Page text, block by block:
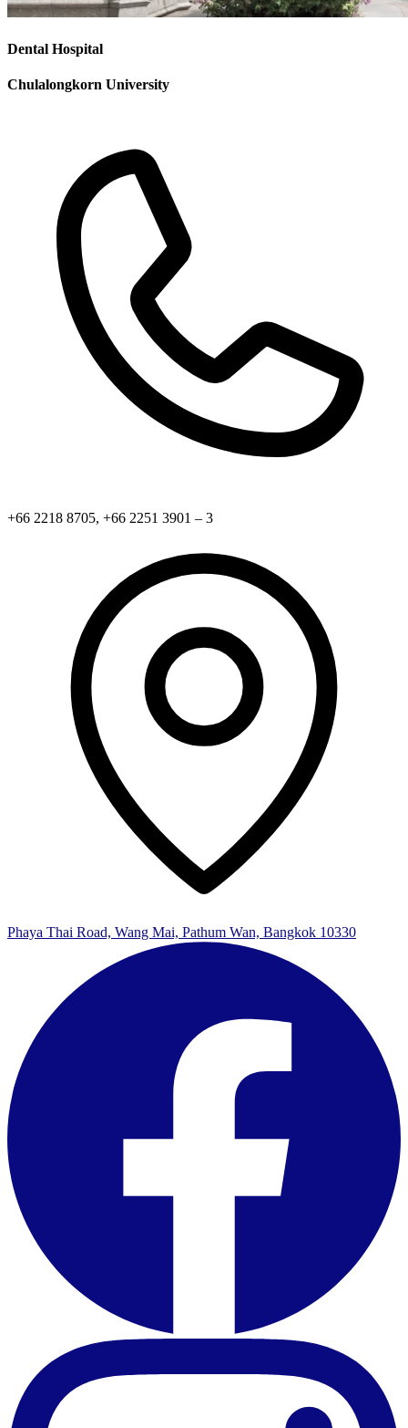
Dental Hospital
Chulalongkorn University
+66 2218 8705, +66 2251 3901 – 3
Phaya Thai Road, Wang Mai, Pathum Wan, Bangkok 10330